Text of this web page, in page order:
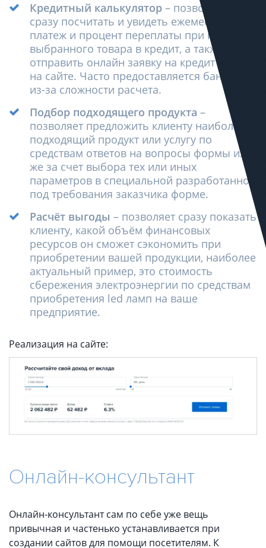
Кредитный калькулятор – позволяет
сразу посчитать и увидеть ежемесячный
платеж и процент переплаты при покупке
выбранного товара в кредит, а также
отправить онлайн заявку на кредит прямо
на сайте. Часто предоставляется банком
из-за сложности расчета.
Подбор подходящего продукта –
позволяет предложить клиенту наиболее
подходящий продукт или услугу по
средствам ответов на вопросы формы или
же за счет выбора тех или иных
параметров в специальной разработанной
под требования заказчика форме.
Расчёт выгоды – позволяет сразу показать
клиенту, какой объём финансовых
ресурсов он сможет сэкономить при
приобретении вашей продукции, наиболее
актуальный пример, это стоимость
сбережения электроэнергии по средствам
приобретения led ламп на ваше
предприятие.
Реализация на сайте:
Онлайн-консультант
Онлайн-консультант сам по себе уже вещь
привычная и частенько устанавливается при
создании сайтов для помощи посетителям. К